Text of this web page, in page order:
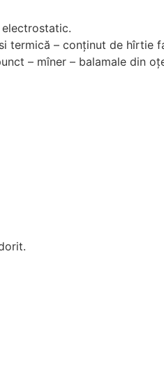
termică – conţinut de hîrtie
– mîner – balamale din